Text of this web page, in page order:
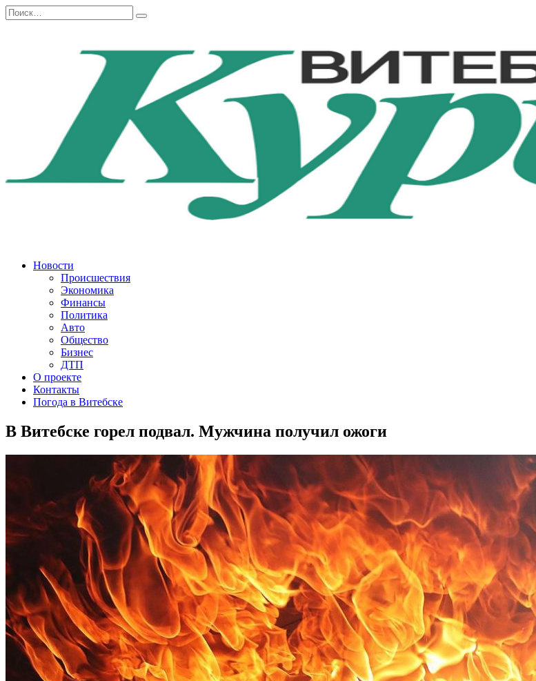
Перейти
к
Search
for:
Новости
Происшествия
Экономика
Финансы
Политика
Авто
Общество
Бизнес
ДТП
О проекте
Контакты
Погода в Витебске
В Витебске горел подвал. Мужчина получил ожоги